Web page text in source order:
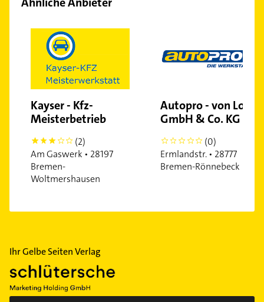
Walle
Kayser - Kfz-
Meisterbetrieb
3
(2)
Am Gaswerk • 28197
Bremen-
Woltmershausen
Autopro - von Loh
GmbH & Co. KG
0
(0)
Ermlandstr. • 28777
Bremen-Rönnebeck
Ihr Gelbe Seiten Verlag